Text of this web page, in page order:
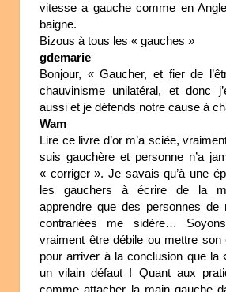
vitesse a gauche comme en
baigne.
Bizous à tous les « gauches »
gdemarie
Bonjour, « Gaucher, et fier de
chauvinisme unilatéral, et donc
aussi et je défends notre cause à
Wam
Lire ce livre d’or m’a sciée,
suis gauchère et personne n’a
« corriger ». Je savais qu’à une
les gauchers à écrire de la
apprendre que des personnes de
contrariées me sidère…
vraiment être débile ou mettre son
pour arriver à la conclusion que la
un vilain défaut ! Quant aux